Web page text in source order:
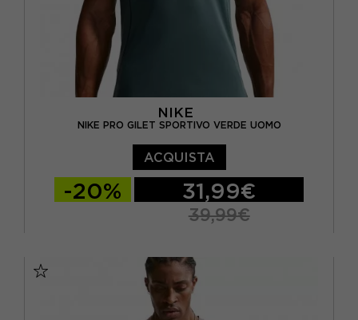
NIKE
NIKE PRO GILET SPORTIVO VERDE UOMO
ACQUISTA
-20% 31,99€
39,99€